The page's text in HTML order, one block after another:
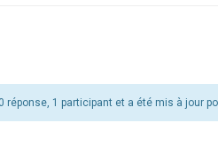
réponse, 1 participant et a été mis à jour